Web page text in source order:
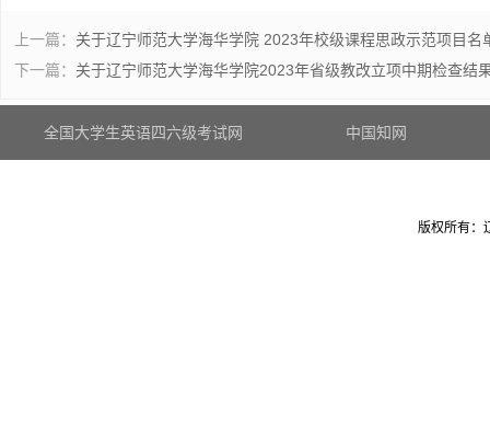
上一篇： 关于辽宁师范大学海华学院 2023年校级课程思政示范项目名
下一篇： 关于辽宁师范大学海华学院2023年省级教改立项中期检查结
全国大学生英语四六级考试网 中国知网
版权所有：